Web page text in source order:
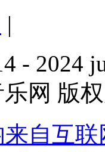
|
- 2024
乐网 版
自互